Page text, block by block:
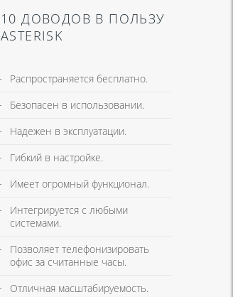
10 ДОВОДОВ В ПОЛЬЗУ
ASTERISK
Распространяется бесплатно.
Безопасен в использовании.
Надежен в эксплуатации.
Гибкий в настройке.
Имеет огромный функционал.
Интегрируется с любыми
системами.
Позволяет телефонизировать
офис за считанные часы.
Отличная масштабируемость.